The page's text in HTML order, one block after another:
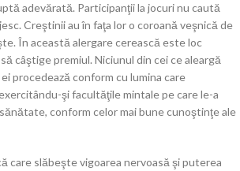
adevărată. Participanţii la jocuri nu caută
Creştinii au în faţa lor o coroană veşnică de
În această alergare cerească este loc
câştige premiul. Niciunul din cei ce aleargă
procedează conform cu lumina care
şi facultăţile mintale pe care le-a
conform celor mai bune cunoştinţe ale
care slăbeşte vigoarea nervoasă şi puterea